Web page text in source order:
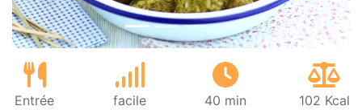
Entrée facile 40 min 102 Kcal